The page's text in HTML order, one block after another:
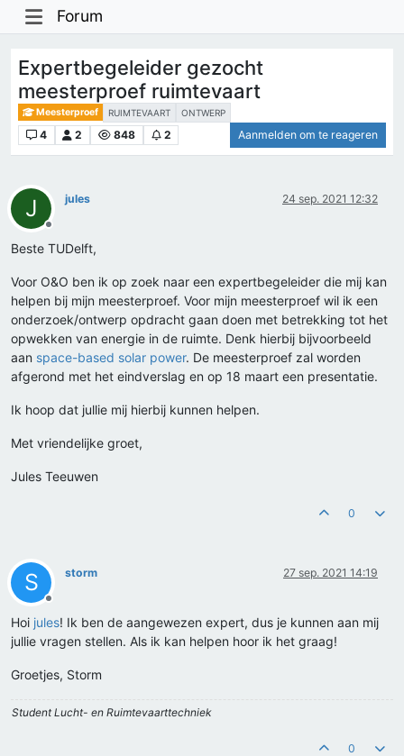
Forum
Expertbegeleider gezocht
meesterproef ruimtevaart
Meesterproef RUIMTEVAART ONTWERP
4 2 848 2 Aanmelden om te reageren
J
Offline
jules 24 sep. 2021 12:32
Beste TUDelft,
Voor O&O ben ik op zoek naar een expertbegeleider die mij kan
helpen bij mijn meesterproef. Voor mijn meesterproef wil ik een
onderzoek/ontwerp opdracht gaan doen met betrekking tot het
opwekken van energie in de ruimte. Denk hierbij bijvoorbeeld
aan space-based solar power. De meesterproef zal worden
afgerond met het eindverslag en op 18 maart een presentatie.
Ik hoop dat jullie mij hierbij kunnen helpen.
Met vriendelijke groet,
Jules Teeuwen
0
S
Offline
storm 27 sep. 2021 14:19
Hoi jules! Ik ben de aangewezen expert, dus je kunnen aan mij
jullie vragen stellen. Als ik kan helpen hoor ik het graag!
Groetjes, Storm
Student Lucht- en Ruimtevaarttechniek
0